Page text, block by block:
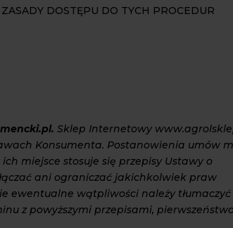
DOSTĘPU DO TYCH PROCEDUR
. Sklep Internetowy
Konsumenta. Postanowienia umów
miejsce stosuje się przepisy Ustawy o
ani ograniczać jakichkolwiek praw
ewentualne wątpliwości należy
z powyższymi przepisami, pierwszeństwo